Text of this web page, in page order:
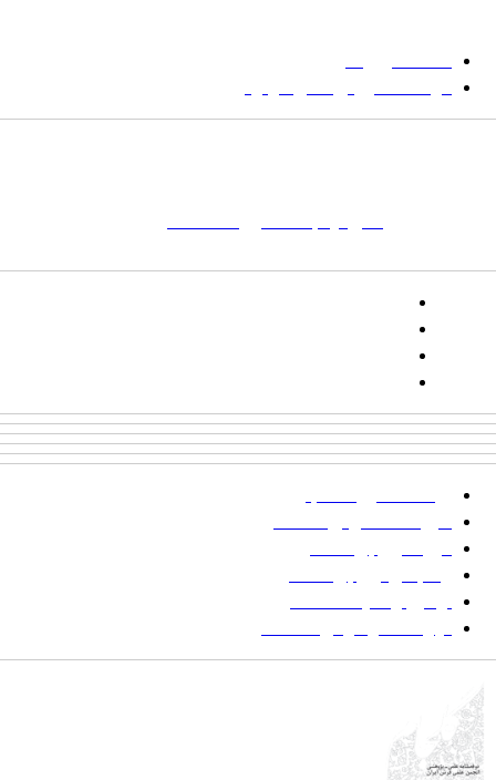
دانشگاه بیرجند
مؤسسه آموزش عالی فردوس
تلفن:
شماره همراه: ۰۹۳۹۳۸۵۵۵۴۴
پیامک: ۱۰۰۰۹۵۴۶۸۹۲۳۱۵
ایمیل:
پرداخت صورتحساب
شیوه‌نامه نگارش مقالات
فرایند ارزیابی مقاله
زمانبندی ارزیابی مقاله
توضیح وضعیت مقالات
فهرست موضوعی مقاله‌ها